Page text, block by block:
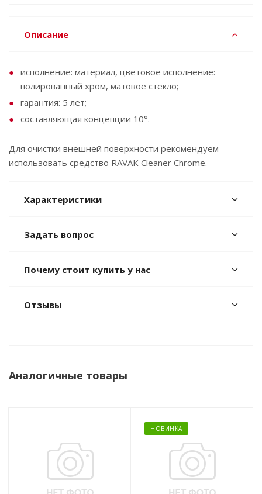
Описание
исполнение: материал, цветовое исполнение:
полированный хром, матовое стекло;
гарантия: 5 лет;
составляющая концепции 10°.
Для очистки внешней поверхности рекомендуем
использовать средство RAVAK Cleaner Chrome.
Характеристики
Задать вопрос
Почему стоит купить у нас
Отзывы
Аналогичные товары
НОВИНКА